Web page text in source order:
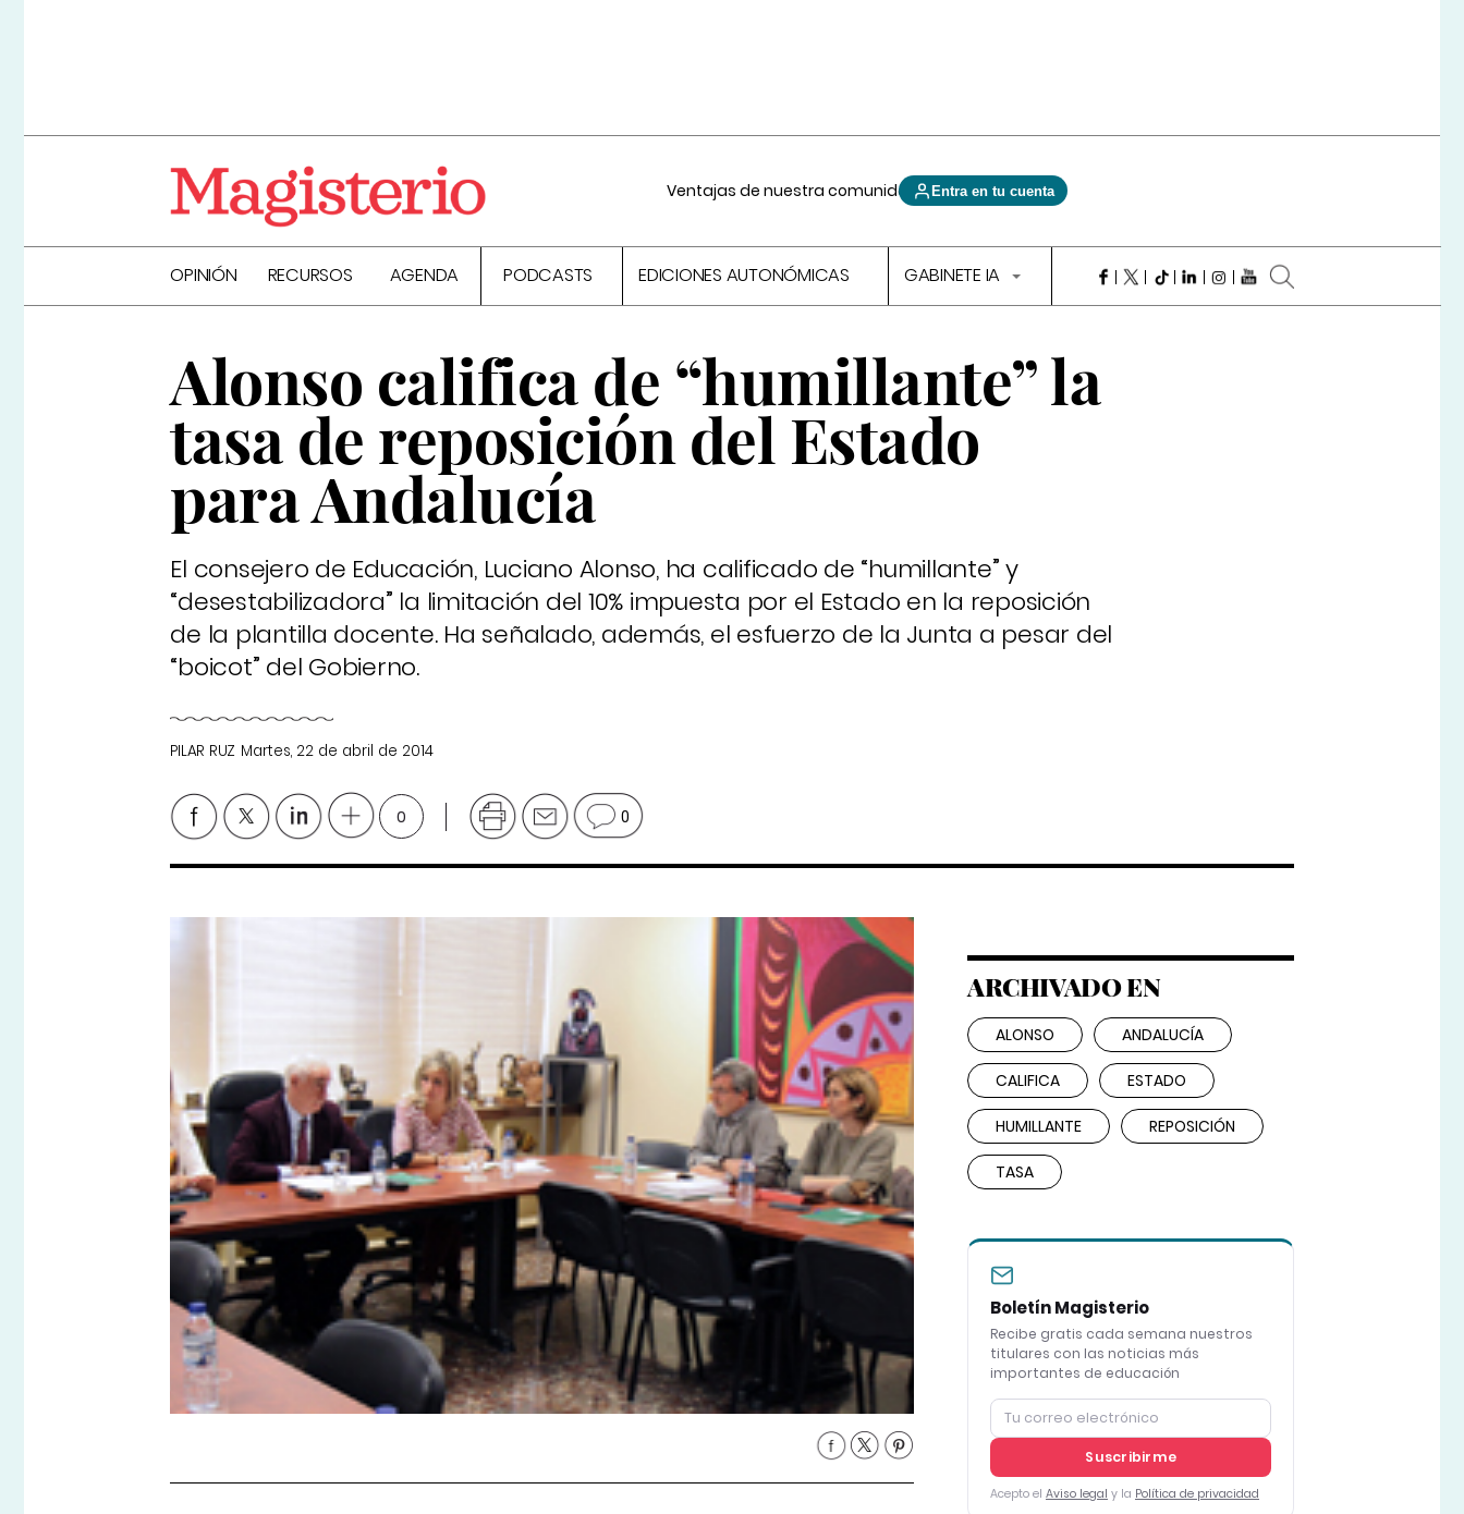
Ventajas de nuestra comunidad Entra en tu cuenta
OPINIÓN RECURSOS AGENDA PODCASTS EDICIONES AUTONÓMICAS GABINETE IA
Alonso califica de “humillante” la
tasa de reposición del Estado
para Andalucía
El consejero de Educación, Luciano Alonso, ha calificado de “humillante” y
“desestabilizadora” la limitación del 10% impuesta por el Estado en la reposición
de la plantilla docente. Ha señalado, además, el esfuerzo de la Junta a pesar del
“boicot” del Gobierno.
PILAR RUZ Martes, 22 de abril de 2014
0 0
ARCHIVADO EN
ALONSO ANDALUCÍA
CALIFICA ESTADO
HUMILLANTE REPOSICIÓN
TASA
Boletín Magisterio
Recibe gratis cada semana nuestros
titulares con las noticias más
importantes de educación
Suscribirme
Acepto el Aviso legal y la Política de privacidad